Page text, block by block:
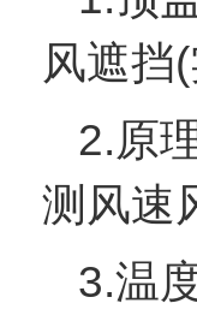
风遮挡
2.原
测风速
3.温